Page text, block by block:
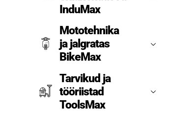
InduMax
Mototehnika
ja jalgratas
BikeMax
Tarvikud ja
tööriistad
ToolsMax